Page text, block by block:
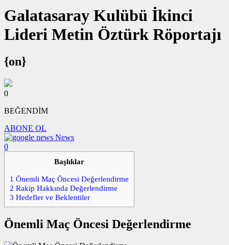
Galatasaray Kulübü İkinci
Lideri Metin Öztürk Röportajı
{on}
0
BEĞENDİM
ABONE OL
News
0
Başlıklar
1 Önemli Maç Öncesi Değerlendirme
2 Rakip Hakkında Değerlendirme
3 Hedefler ve Beklentiler
Önemli Maç Öncesi Değerlendirme